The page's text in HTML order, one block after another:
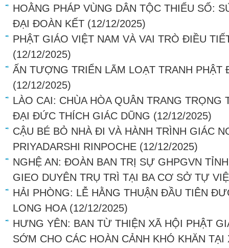
HOẰNG PHÁP VÙNG DÂN TỘC THIỂU SỐ:
ĐẠI ĐOÀN KẾT (12/12/2025)
PHẬT GIÁO VIỆT NAM VÀ VAI TRÒ ĐIỀU
(12/12/2025)
ẤN TƯỢNG TRIỂN LÃM LOẠT TRANH PHẬT
(12/12/2025)
LÀO CAI: CHÙA HÒA QUÂN TRANG TRỌNG
ĐẠI ĐỨC THÍCH GIÁC DŨNG (12/12/2025)
CẬU BÉ BỎ NHÀ ĐI VÀ HÀNH TRÌNH GIÁC
PRIYADARSHI RINPOCHE (12/12/2025)
NGHỆ AN: ĐOÀN BAN TRỊ SỰ GHPGVN
GIEO DUYÊN TRỤ TRÌ TẠI BA CƠ SỞ TỰ
HẢI PHÒNG: LỄ HẰNG THUẬN ĐẦU TIÊN
LONG HOA (12/12/2025)
HƯNG YÊN: BAN TỪ THIỆN XÃ HỘI PHẬT
SỚM CHO CÁC HOÀN CẢNH KHÓ KHĂN